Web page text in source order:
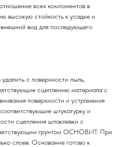
всех компонентов в
высокую стойкость к усадке и
вид для последующего
с поверхности пыль,
сцеплению материала с
поверхности и устранения
штукатурку и
сцепления шпаклевки с
грунтом ОСНОВИТ. При
слоев. Основание готово к